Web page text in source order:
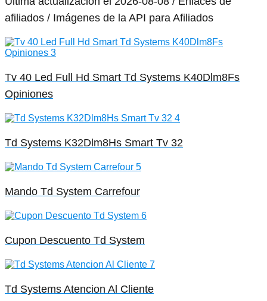
afiliados / Imágenes de la API para Afiliados
Tv 40 Led Full Hd Smart Td Systems K40Dlm8Fs
Opiniones
Td Systems K32Dlm8Hs Smart Tv 32
Mando Td System Carrefour
Cupon Descuento Td System
Td Systems Atencion Al Cliente